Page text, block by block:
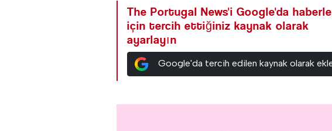
The Portugal News'i Google'da
için tercih ettiğiniz kaynak olarak
ayarlayın
Google'da tercih edilen kaynak olarak